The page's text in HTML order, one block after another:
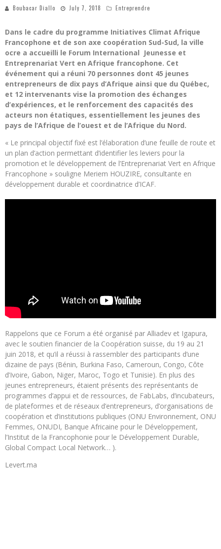
Boubacar Diallo July 7, 2018 Entreprendre
Dans le cadre du programme Initiatives Climat Afrique
Francophone et de son axe coopération Sud-Sud, la ville
ocre a accueilli le Forum International Jeunesse et
Entreprenariat Vert en Afrique francophone. Cet
événement qui a réuni 70 personnes dont 45 jeunes
entrepreneurs de dix pays d’Afrique ainsi que du Québec,
et 12 intervenants vise la promotion des échanges
d’expériences, et le renforcement des capacités des
acteurs non étatiques, essentiellement les jeunes des
pays de l’Afrique de l’ouest et de l’Afrique du Nord.
« Le principal objectif fixé est l’élaboration d’une feuille de route et
un plan d’action permettant d’identifier les leviers pour la
promotion et le développement de l’Entreprenariat Vert en Afrique
Francophone » souligne Meriem HOUZIRE, consultante en
développement durable et coordinatrice d’ICAF.
Rappelons que ce Forum a été organisé par Alliadev et Igapura,
avec le soutien financier de la Coopération suisse, du 19 au 21
juin 2018, et qu’il a réussi à rassembler des participants d’une
dizaine de pays (Bénin, Burkina Faso, Cameroun, Congo, Côte
d’Ivoire, Gabon, Niger, Maroc, Togo et Tunisie). En plus des
jeunes entrepreneurs, étaient présents des représentants de
programmes d’appui et de ressources, de FabLabs, d’incubateurs,
de plateformes et de réseaux d’entrepreneurs, d’organisations de
coopération et d’institutions publiques (ONU Environnement, ONU
Femmes, ONUDI, Banque Africaine pour le Développement,
l’Institut de la Francophonie pour le Développement Durable,
Global Compact Local Network… ).
Levert.ma